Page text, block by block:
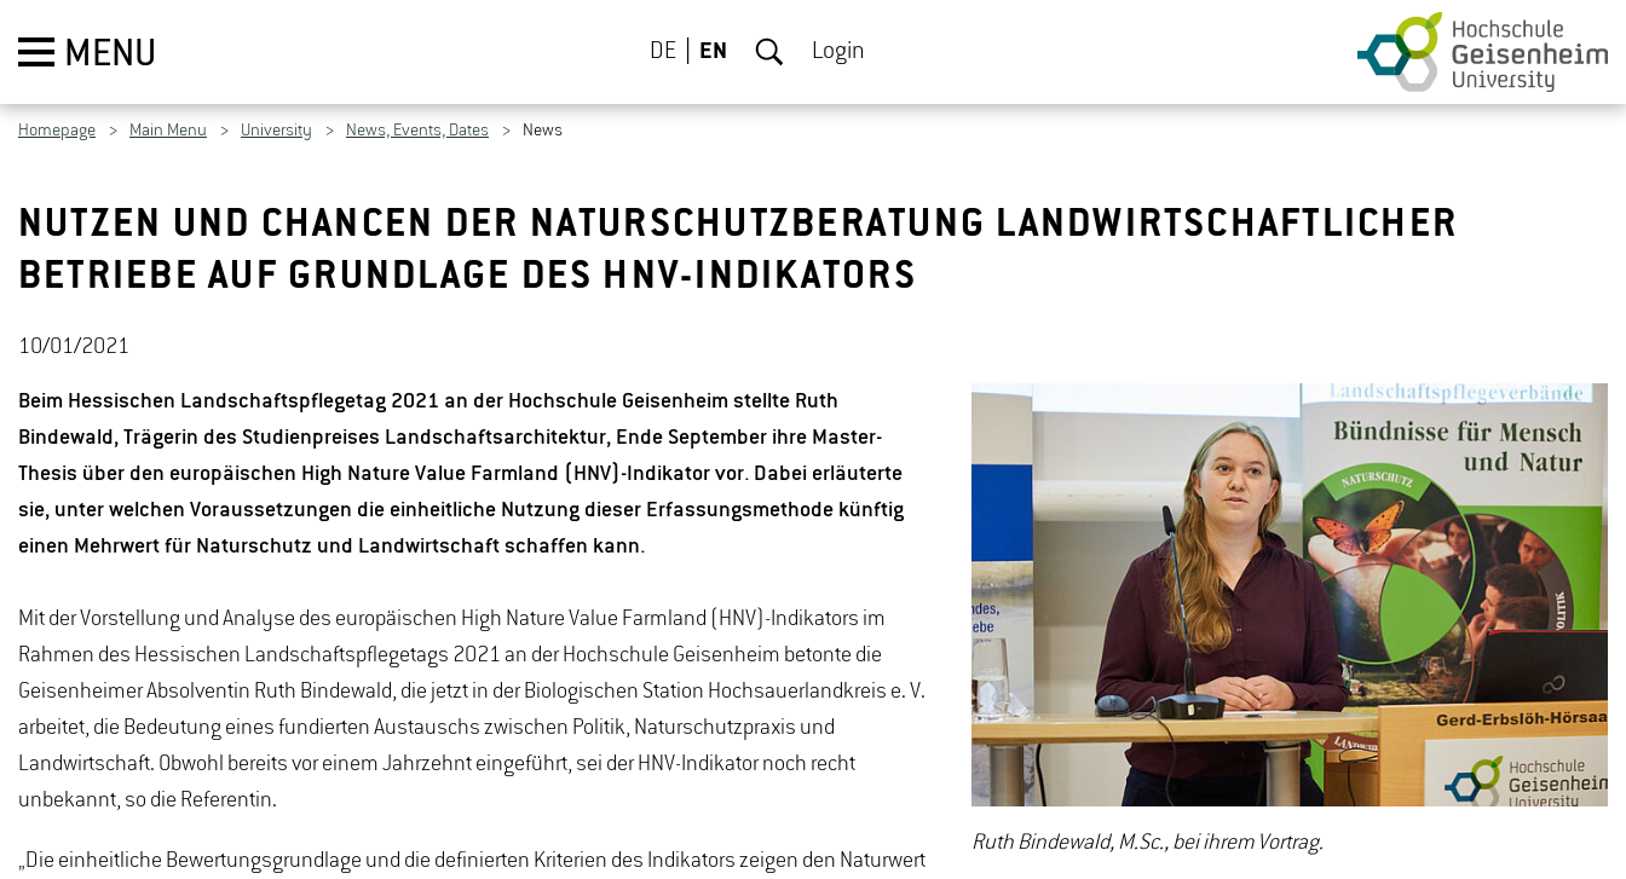
MENU DE EN Login
Homepage Main Menu University News, Events, Dates News
NUTZEN UND CHANCEN DER NATURSCHUTZBERATUNG LANDWIRTSCHAFTLICHER
BETRIEBE AUF GRUNDLAGE DES HNV-INDIKATORS
10/01/2021
Ruth Bindewald, M.Sc., bei ihrem Vortrag.
Beim Hessischen Landschaftspflegetag 2021 an der Hochschule Geisenheim stellte Ruth
Bindewald, Trägerin des Studienpreises Landschaftsarchitektur, Ende September ihre Master-
Thesis über den europäischen High Nature Value Farmland (HNV)-Indikator vor. Dabei erläuterte
sie, unter welchen Voraussetzungen die einheitliche Nutzung dieser Erfassungsmethode künftig
einen Mehrwert für Naturschutz und Landwirtschaft schaffen kann.
Mit der Vorstellung und Analyse des europäischen High Nature Value Farmland (HNV)-Indikators im
Rahmen des Hessischen Landschaftspflegetags 2021 an der Hochschule Geisenheim betonte die
Geisenheimer Absolventin Ruth Bindewald, die jetzt in der Biologischen Station Hochsauerlandkreis e. V.
arbeitet, die Bedeutung eines fundierten Austauschs zwischen Politik, Naturschutzpraxis und
Landwirtschaft. Obwohl bereits vor einem Jahrzehnt eingeführt, sei der HNV-Indikator noch recht
unbekannt, so die Referentin.
„Die einheitliche Bewertungsgrundlage und die definierten Kriterien des Indikators zeigen den Naturwert